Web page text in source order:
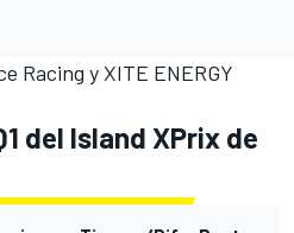
Racing y XITE ENERGY
del Island XPrix de